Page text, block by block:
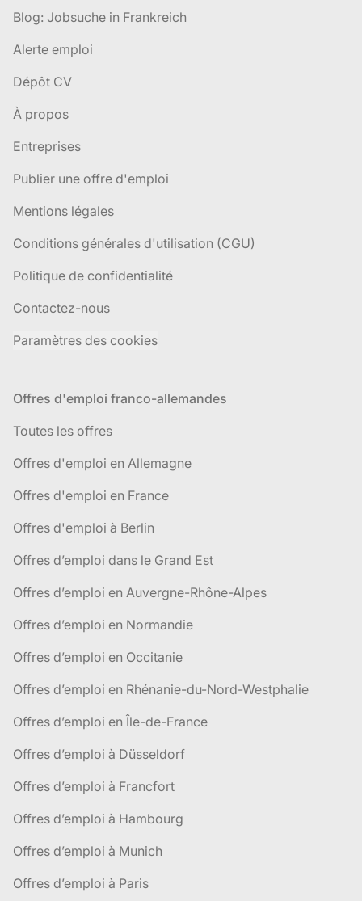
Blog: Jobsuche in Frankreich
Alerte emploi
Dépôt CV
À propos
Entreprises
Publier une offre d'emploi
Mentions légales
Conditions générales d'utilisation (CGU)
Politique de confidentialité
Contactez-nous
Paramètres des cookies
Offres d'emploi franco-allemandes
Toutes les offres
Offres d'emploi en Allemagne
Offres d'emploi en France
Offres d'emploi à Berlin
Offres d’emploi dans le Grand Est
Offres d’emploi en Auvergne-Rhône-Alpes
Offres d’emploi en Normandie
Offres d’emploi en Occitanie
Offres d’emploi en Rhénanie-du-Nord-Westphalie
Offres d’emploi en Île-de-France
Offres d’emploi à Düsseldorf
Offres d’emploi à Francfort
Offres d’emploi à Hambourg
Offres d’emploi à Munich
Offres d’emploi à Paris